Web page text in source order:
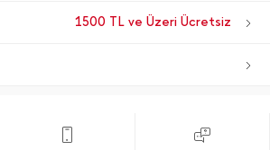
1500 TL ve Üzeri Ücretsiz